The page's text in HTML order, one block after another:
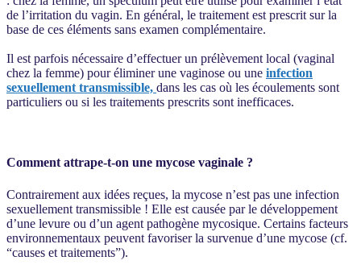
de l’irritation du vagin. En général, le traitement est prescrit sur la
base de ces éléments sans examen complémentaire.
Il est parfois nécessaire d’effectuer un prélèvement local (vaginal
chez la femme) pour éliminer une vaginose ou une infection
sexuellement transmissible, dans les cas où les écoulements sont
particuliers ou si les traitements prescrits sont inefficaces.
Comment attrape-t-on une mycose vaginale ?
Contrairement aux idées reçues, la mycose n’est pas une infection
sexuellement transmissible ! Elle est causée par le développement
d’une levure ou d’un agent pathogène mycosique. Certains facteurs
environnementaux peuvent favoriser la survenue d’une mycose (cf.
“causes et traitements”).